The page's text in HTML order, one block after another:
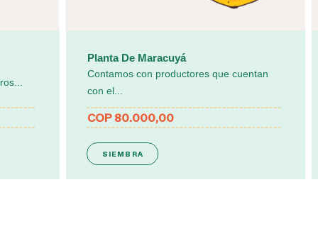
Planta De Maracuyá
Contamos con productores que cuentan
con el...
COP 80.000,00
SIEMBRA